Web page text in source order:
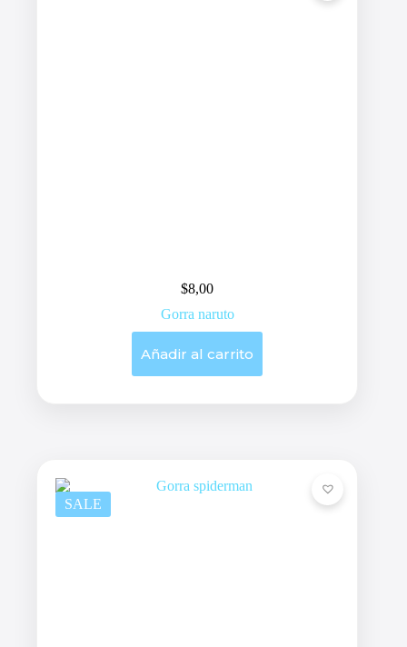
$8,00
Gorra naruto
Añadir al carrito
SALE